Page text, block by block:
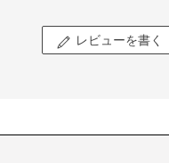
レビューを書く